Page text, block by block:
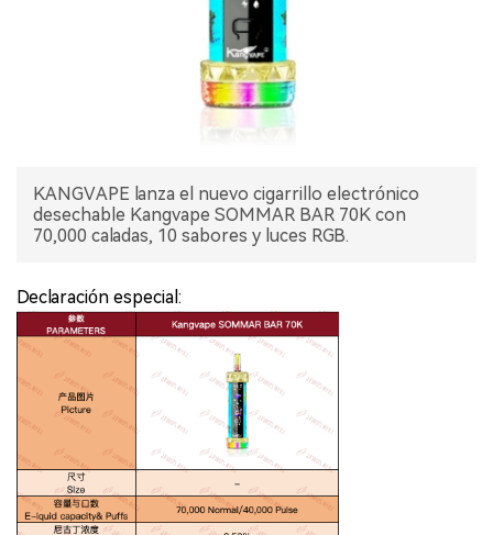
KANGVAPE lanza el nuevo cigarrillo electrónico
desechable Kangvape SOMMAR BAR 70K con
70,000 caladas, 10 sabores y luces RGB.
Declaración especial: